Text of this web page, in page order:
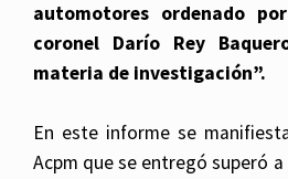
automotores ordenado
coronel Darío Rey
materia de investigación”.
En este informe se
Acpm que se entregó superó